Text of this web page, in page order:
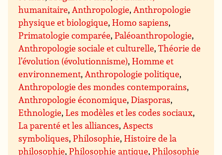
humanitaire, Anthropologie, Anthropologie
physique et biologique,Homo sapiens,
Primatologie comparée,Paléoanthropologie,
Anthropologie sociale et culturelle,Théorie de
l’évolution (évolutionnisme),Homme et
environnement, Anthropologie politique,
Anthropologie des mondes contemporains,
Anthropologie économique,Diasporas,
Ethnologie,Les modèles et les codes sociaux,
La parenté et les alliances, Aspects
symboliques,Philosophie,Histoire de la
philosophie,Philosophie antique,Philosophie